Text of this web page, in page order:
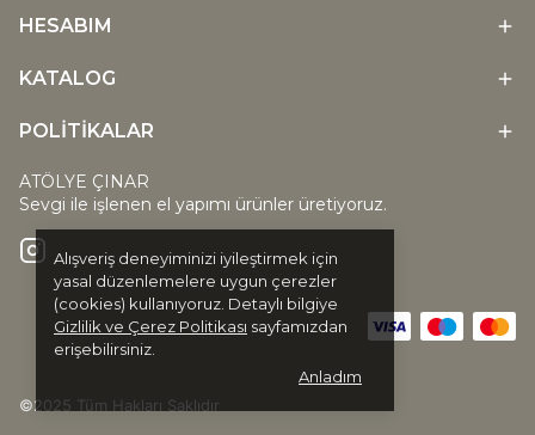
Alışveriş deneyiminizi iyileştirmek için
yasal düzenlemelere uygun çerezler
(cookies) kullanıyoruz. Detaylı bilgiye
Gizlilik ve Çerez Politikası sayfamızdan
erişebilirsiniz.
Anladım
HESABIM
KATALOG
POLİTİKALAR
ATÖLYE ÇINAR
Sevgi ile işlenen el yapımı ürünler üretiyoruz.
©2025 Tüm Hakları Saklıdır